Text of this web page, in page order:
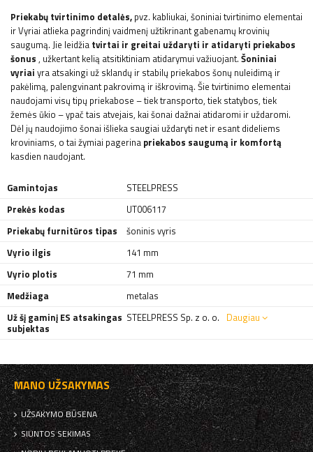
Priekabų tvirtinimo detalės, pvz. kabliukai, šoniniai tvirtinimo elementai
irVyriai atlieka pagrindinį vaidmenį užtikrinant gabenamų krovinių
saugumą. Jie leidžia tvirtai ir greitai uždaryti ir atidaryti priekabos
šonus , užkertant kelią atsitiktiniam atidarymui važiuojant. Šoniniai
vyriai yra atsakingi už sklandų ir stabilų priekabos šonų nuleidimą ir
pakėlimą, palengvinant pakrovimą ir iškrovimą. Šie tvirtinimo elementai
naudojami visų tipų priekabose – tiek transporto, tiek statybos, tiek
žemės ūkio – ypač tais atvejais, kai šonai dažnai atidaromi ir uždaromi.
Dėl jų naudojimo šonai išlieka saugiai uždaryti net ir esant dideliems
kroviniams, o tai žymiai pagerina priekabos saugumą ir komfortą
kasdien naudojant.
Gamintojas
STEELPRESS
Prekės kodas
UT006117
Priekabų furnitūros tipas
šoninis vyris
Vyrio ilgis
141 mm
Vyrio plotis
71 mm
Medžiaga
metalas
Už šį gaminį ES atsakingas
subjektas
STEELPRESS Sp. z o. o. Daugiau
MANO UŽSAKYMAS
UŽSAKYMO BŪSENA
SIUNTOS SEKIMAS